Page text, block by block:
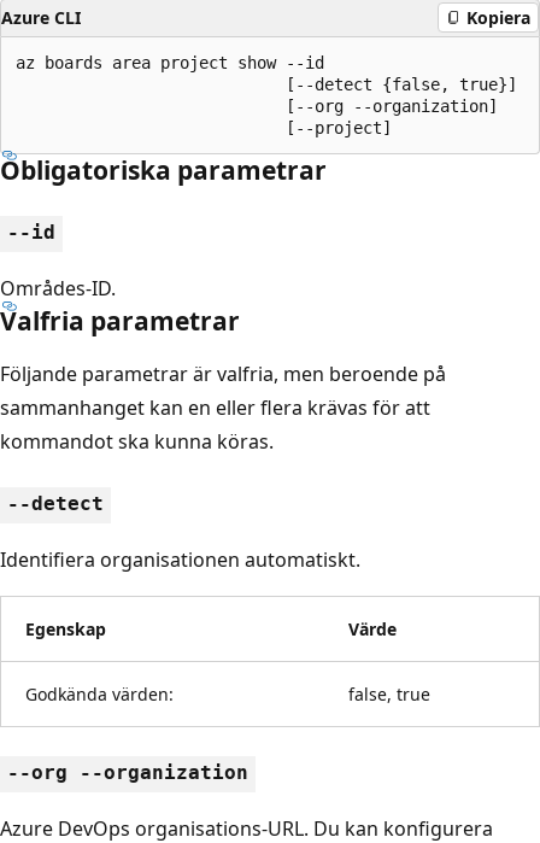
Azure CLI Kopiera
az boards area project show --id
                            [--detect {false, true}]
                            [--org --organization]
                            [--project]
Obligatoriska parametrar
--id
Områdes-ID.
Valfria parametrar
Följande parametrar är valfria, men beroende på
sammanhanget kan en eller flera krävas för att
kommandot ska kunna köras.
--detect
Identifiera organisationen automatiskt.
Egenskap Värde
Godkända värden: false, true
--org --organization
Azure DevOps organisations-URL. Du kan konfigurera